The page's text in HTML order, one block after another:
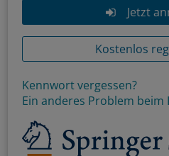
Jetzt
Kostenlos
Kennwort vergessen?
Ein anderes Problem beim